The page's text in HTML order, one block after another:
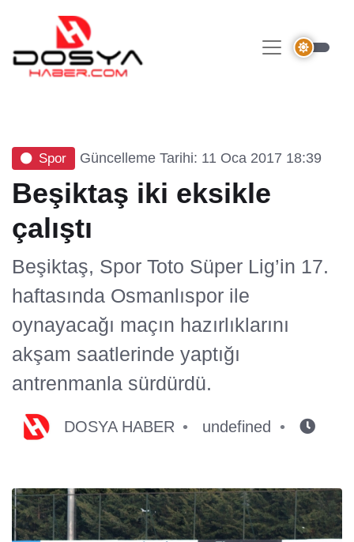
Spor Güncelleme Tarihi: 11 Oca 2017 18:39
Beşiktaş iki eksikle
çalıştı
Beşiktaş, Spor Toto Süper Lig’in 17.
haftasında Osmanlıspor ile
oynayacağı maçın hazırlıklarını
akşam saatlerinde yaptığı
antrenmanla sürdürdü.
DOSYA HABER undefined